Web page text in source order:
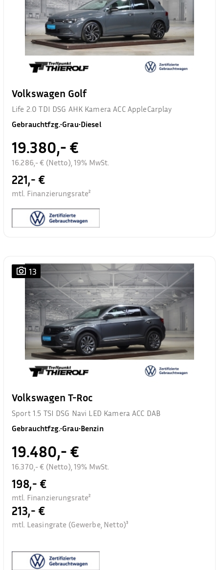
Volkswagen Golf
Life 2.0 TDI DSG AHK Kamera ACC AppleCarplay
Gebrauchtfzg.•Grau•Diesel
19.380,- €
16.286,- € (Netto), 19% MwSt.
221,- €
mtl. Finanzierungsrate²
13
Volkswagen T-Roc
Sport 1.5 TSI DSG Navi LED Kamera ACC DAB
Gebrauchtfzg.•Grau•Benzin
19.480,- €
16.370,- € (Netto), 19% MwSt.
198,- €
mtl. Finanzierungsrate²
213,- €
mtl. Leasingrate (Gewerbe, Netto)³